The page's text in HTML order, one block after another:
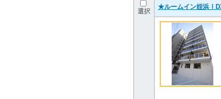
選択
★ルームイン姪浜